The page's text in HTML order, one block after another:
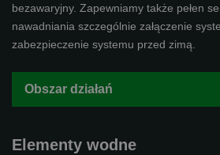
bezawaryjny. Zapewniamy także pełen
nawadniania szczególnie załączenie
zabezpieczenie systemu przed zimą.
Obszar działań
Elementy wodne